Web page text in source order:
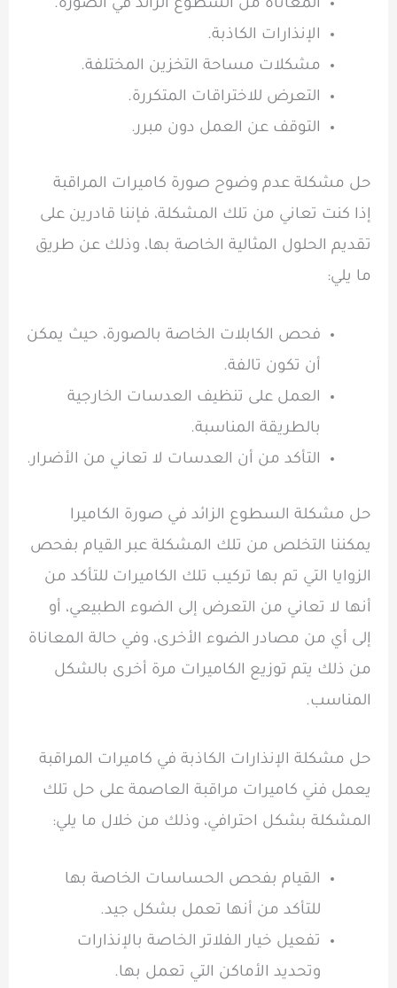
المعاناة من السطوع الزائد في الصورة.
الإنذارات الكاذبة.
مشكلات مساحة التخزين المختلفة.
التعرض للاختراقات المتكررة.
التوقف عن العمل دون مبرر.
حل مشكلة عدم وضوح صورة كاميرات المراقبة
إذا كنت تعاني من تلك المشكلة، فإننا قادرين على
تقديم الحلول المثالية الخاصة بها، وذلك عن طريق
ما يلي:
فحص الكابلات الخاصة بالصورة، حيث يمكن
أن تكون تالفة.
العمل على تنظيف العدسات الخارجية
بالطريقة المناسبة.
التأكد من أن العدسات لا تعاني من الأضرار.
حل مشكلة السطوع الزائد في صورة الكاميرا
يمكننا التخلص من تلك المشكلة عبر القيام بفحص
الزوايا التي تم بها تركيب تلك الكاميرات للتأكد من
أنها لا تعاني من التعرض إلى الضوء الطبيعي، أو
إلى أي من مصادر الضوء الأخرى، وفي حالة المعاناة
من ذلك يتم توزيع الكاميرات مرة أخرى بالشكل
المناسب.
حل مشكلة الإنذارات الكاذبة في كاميرات المراقبة
يعمل فني كاميرات مراقبة العاصمة على حل تلك
المشكلة بشكل احترافي، وذلك من خلال ما يلي:
القيام بفحص الحساسات الخاصة بها
للتأكد من أنها تعمل بشكل جيد.
تفعيل خيار الفلاتر الخاصة بالإنذارات
وتحديد الأماكن التي تعمل بها.